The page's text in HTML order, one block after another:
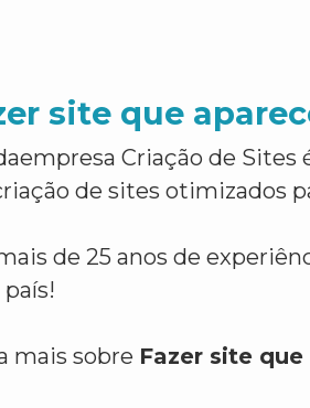
site que
Criação de Sites
de sites otimizados
de 25 anos de
mais sobre Fazer site